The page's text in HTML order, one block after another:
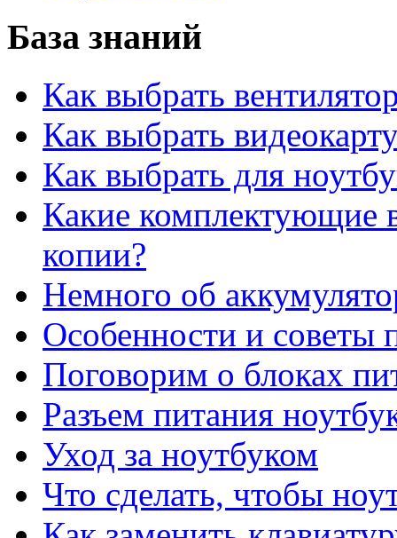
База знаний
Как выбрать
Как выбрать
Как выбрать для
Какие комплектующие
копии?
Немного об
Особенности и советы
Поговорим о блоках
Разъем питания
Уход за ноутбуком
Что сделать, чтобы